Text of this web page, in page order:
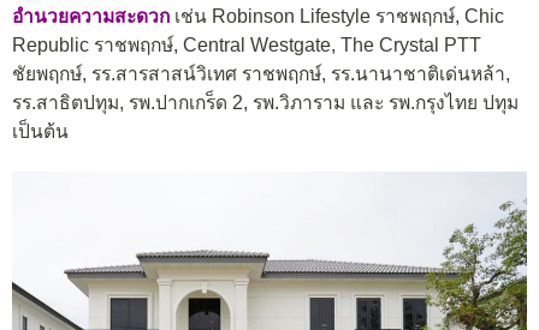
อำนวยความสะดวก เช่น Robinson Lifestyle ราชพฤกษ์, Chic
Republic ราชพฤกษ์, Central Westgate, The Crystal PTT
ชัยพฤกษ์, รร.สารสาสน์วิเทศ ราชพฤกษ์, รร.นานาชาติเด่นหล้า,
รร.สาธิตปทุม, รพ.ปากเกร็ด 2, รพ.วิภาราม และ รพ.กรุงไทย ปทุม
เป็นต้น